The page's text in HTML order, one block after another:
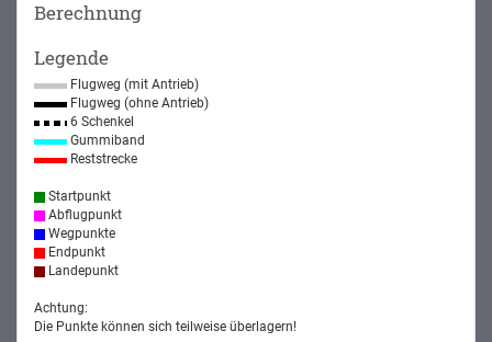
Berechnung
Legende
Flugweg (mit Antrieb)
Flugweg (ohne Antrieb)
6 Schenkel
Gummiband
Reststrecke
Startpunkt
Abflugpunkt
Wegpunkte
Endpunkt
Landepunkt
Achtung:
Die Punkte können sich teilweise überlagern!